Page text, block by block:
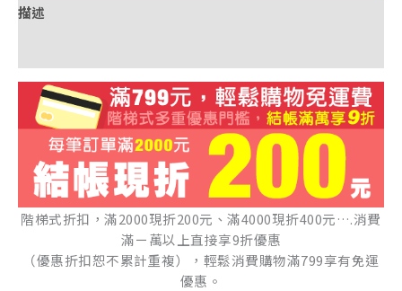
描述
階梯式折扣，滿2000現折200元、滿4000現折400元….消費
滿ㄧ萬以上直接享9折優惠
（優惠折扣恕不累計重複），輕鬆消費購物滿799享有免運
優惠。